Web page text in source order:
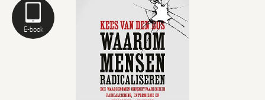
E-book